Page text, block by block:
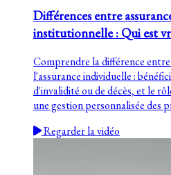
Différences entre
institutionnelle : Qui est
Comprendre la différence
l'assurance individuelle :
d'invalidité ou de décès, et le
une gestion personnalisée des
Regarder la vidéo